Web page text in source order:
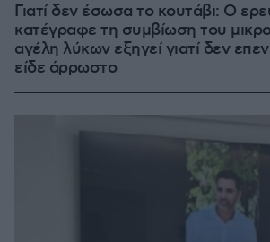
Γιατί δεν έσωσα το κουτάβι: Ο
κατέγραφε τη συμβίωση του
αγέλη λύκων εξηγεί γιατί δεν
είδε άρρωστο